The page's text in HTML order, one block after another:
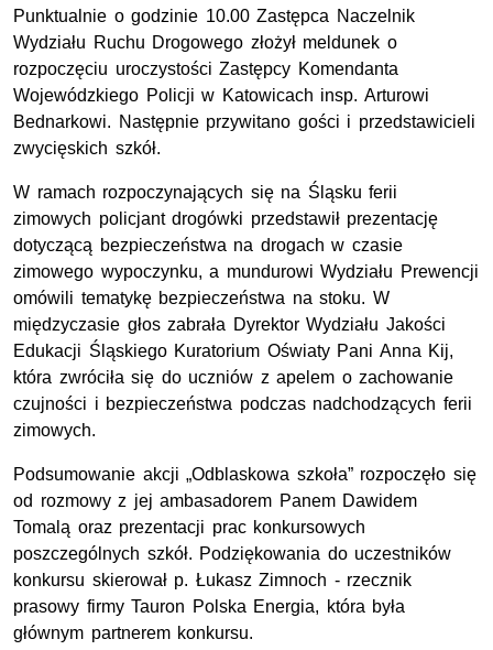
Punktualnie o godzinie 10.00 Zastępca Naczelnik
Wydziału Ruchu Drogowego złożył meldunek o
rozpoczęciu uroczystości Zastępcy Komendanta
Wojewódzkiego Policji w Katowicach insp. Arturowi
Bednarkowi. Następnie przywitano gości i przedstawicieli
zwycięskich szkół.
W ramach rozpoczynających się na Śląsku ferii
zimowych policjant drogówki przedstawił prezentację
dotyczącą bezpieczeństwa na drogach w czasie
zimowego wypoczynku, a mundurowi Wydziału Prewencji
omówili tematykę bezpieczeństwa na stoku. W
międzyczasie głos zabrała Dyrektor Wydziału Jakości
Edukacji ŚląskiegoKuratorium Oświaty Pani Anna Kij,
która zwróciła się do uczniów z apelem o zachowanie
czujności i bezpieczeństwa podczas nadchodzących ferii
zimowych.
Podsumowanie akcji „Odblaskowa szkoła” rozpoczęło się
od rozmowy z jej ambasadorem Panem Dawidem
Tomalą oraz prezentacji prac konkursowych
poszczególnych szkół. Podziękowania do uczestników
konkursu skierował p. Łukasz Zimnoch - rzecznik
prasowy firmy Tauron Polska Energia, która była
głównym partnerem konkursu.